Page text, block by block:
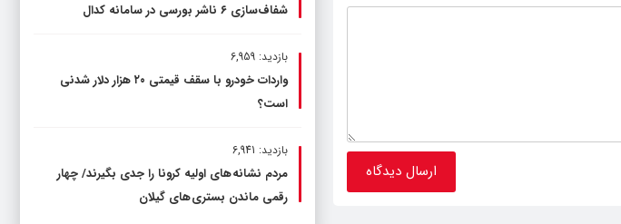
شفاف‌سازی ۶ ناشر بورسی در سامانه کدال
بازدید: 6,959
واردات خودرو با سقف قیمتی ۲۰ هزار دلار شدنی
است؟
بازدید: 6,941
مردم نشانه های اولیه کرونا را جدی بگیرند/ چهار
رقمی ماندن بستری های گیلان